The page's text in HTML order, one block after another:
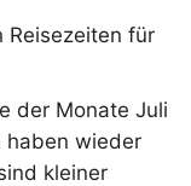
Reisezeiten für
der Monate Juli
haben wieder
kleiner